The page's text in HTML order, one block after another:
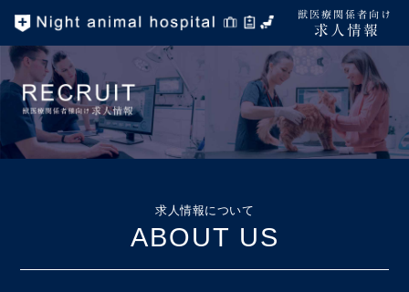
獣医療関係者向け
求人情報
求人情報について
ABOUT US